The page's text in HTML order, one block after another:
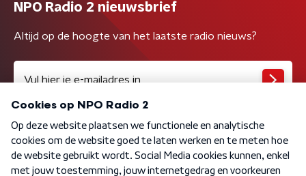
NPO Radio 2 nieuwsbrief
Altijd op de hoogte van het laatste radio nieuws?
Algemene voorwaarden